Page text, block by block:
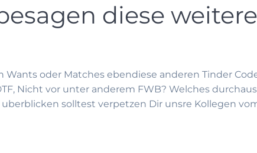
diese
oder Matches ebendiese anderen Tinder
Nicht vor unter anderem FWB? Welches
solltest verpetzen Dir unsre Kollegen